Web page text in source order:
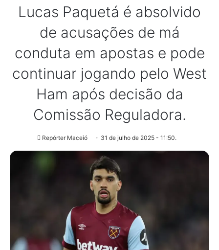
Lucas Paquetá é absolvido
de acusações de má
conduta em apostas e pode
continuar jogando pelo West
Ham após decisão da
Comissão Reguladora.
Repórter Maceió 31 de julho de 2025 - 11:50.